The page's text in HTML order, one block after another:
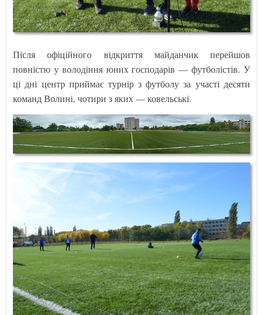
Після офіційного відкриття майданчик перейшов
повністю у володіння юних господарів — футболістів. У
ці дні центр приймає турнір з футболу за участі десяти
команд Волині, чотири з яких — ковельські.